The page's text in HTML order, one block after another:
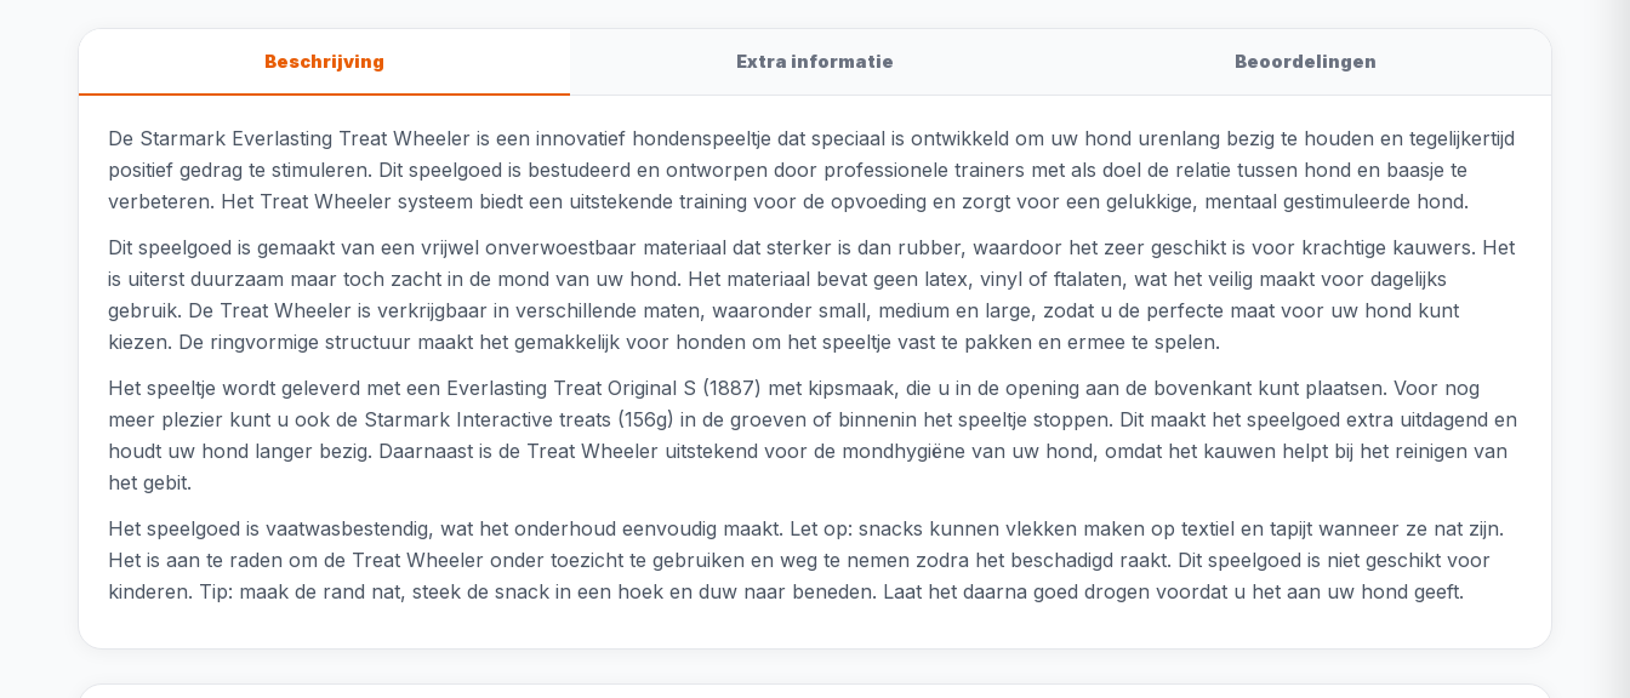
Beschrijving Extra informatie Beoordelingen
De Starmark Everlasting Treat Wheeler is een innovatief hondenspeeltje dat speciaal is ontwikkeld om uw hond urenlang bezig te houden en tegelijkertijd
positief gedrag te stimuleren. Dit speelgoed is bestudeerd en ontworpen door professionele trainers met als doel de relatie tussen hond en baasje te
verbeteren. Het Treat Wheeler systeem biedt een uitstekende training voor de opvoeding en zorgt voor een gelukkige, mentaal gestimuleerde hond.
Dit speelgoed is gemaakt van een vrijwel onverwoestbaar materiaal dat sterker is dan rubber, waardoor het zeer geschikt is voor krachtige kauwers. Het
is uiterst duurzaam maar toch zacht in de mond van uw hond. Het materiaal bevat geen latex, vinyl of ftalaten, wat het veilig maakt voor dagelijks
gebruik. De Treat Wheeler is verkrijgbaar in verschillende maten, waaronder small, medium en large, zodat u de perfecte maat voor uw hond kunt
kiezen. De ringvormige structuur maakt het gemakkelijk voor honden om het speeltje vast te pakken en ermee te spelen.
Het speeltje wordt geleverd met een Everlasting Treat Original S (1887) met kipsmaak, die u in de opening aan de bovenkant kunt plaatsen. Voor nog
meer plezier kunt u ook de Starmark Interactive treats (156g) in de groeven of binnenin het speeltje stoppen. Dit maakt het speelgoed extra uitdagend en
houdt uw hond langer bezig. Daarnaast is de Treat Wheeler uitstekend voor de mondhygiëne van uw hond, omdat het kauwen helpt bij het reinigen van
het gebit.
Het speelgoed is vaatwasbestendig, wat het onderhoud eenvoudig maakt. Let op: snacks kunnen vlekken maken op textiel en tapijt wanneer ze nat zijn.
Het is aan te raden om de Treat Wheeler onder toezicht te gebruiken en weg te nemen zodra het beschadigd raakt. Dit speelgoed is niet geschikt voor
kinderen. Tip: maak de rand nat, steek de snack in een hoek en duw naar beneden. Laat het daarna goed drogen voordat u het aan uw hond geeft.